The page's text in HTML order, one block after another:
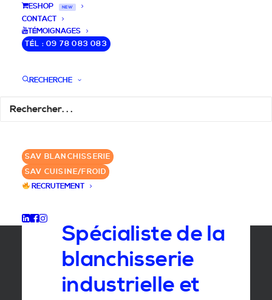
ESHOP NEW
CONTACT
TÉMOIGNAGES
TÉL : 09 78 083 083
RECHERCHE
SAV BLANCHISSERIE
SAV CUISINE/FROID
RECRUTEMENT
DEVIS / CONSEILS /
QUESTIONS
votre projet de blanchisserie intégrée!
✆ 09 78 083 083
Spécialiste de la
blanchisserie
industrielle et